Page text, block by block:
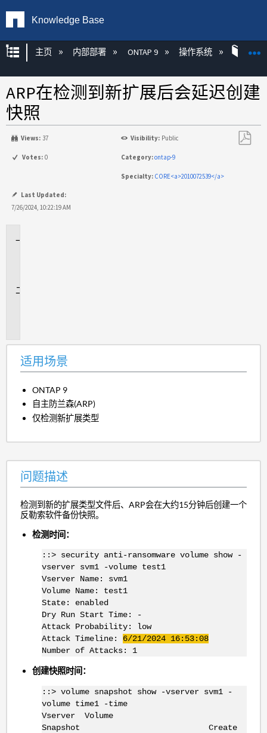
Knowledge Base
扩展/隐缩全局层次
主页 内部部署 ONTAP 9 操作系统
ARP在检测到新扩展后会延迟创建
快照
Views: 37 Visibility: Public
Votes: 0 Category:ontap-9
Specialty: CORE<a>2010072539</a>
Last Updated:
7/26/2024, 10:22:19 AM
适用场景
ONTAP 9
自主防兰森(ARP)
仅检测新扩展类型
问题描述
检测到新的扩展类型文件后、ARP会在大约15分钟后创建一个
反勒索软件备份快照。
检测时间：
::> security anti-ransomware volume show -
vserver svm1 -volume test1
Vserver Name: svm1
Volume Name: test1
State: enabled
Dry Run Start Time: -
Attack Probability: low
Attack Timeline: 6/21/2024 16:53:08
Number of Attacks: 1
创建快照时间：
::> volume snapshot show -vserver svm1 -
volume time1 -time
Vserver Volume
Snapshot Create